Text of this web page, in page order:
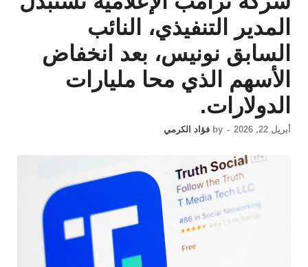
المدير التنفيذي، النائب
السابق نونيس، بعد انخفاض
الأسهم الذي محا مليارات
الدولارات.
أبريل 22, 2026 -
by فؤاد الكرمي